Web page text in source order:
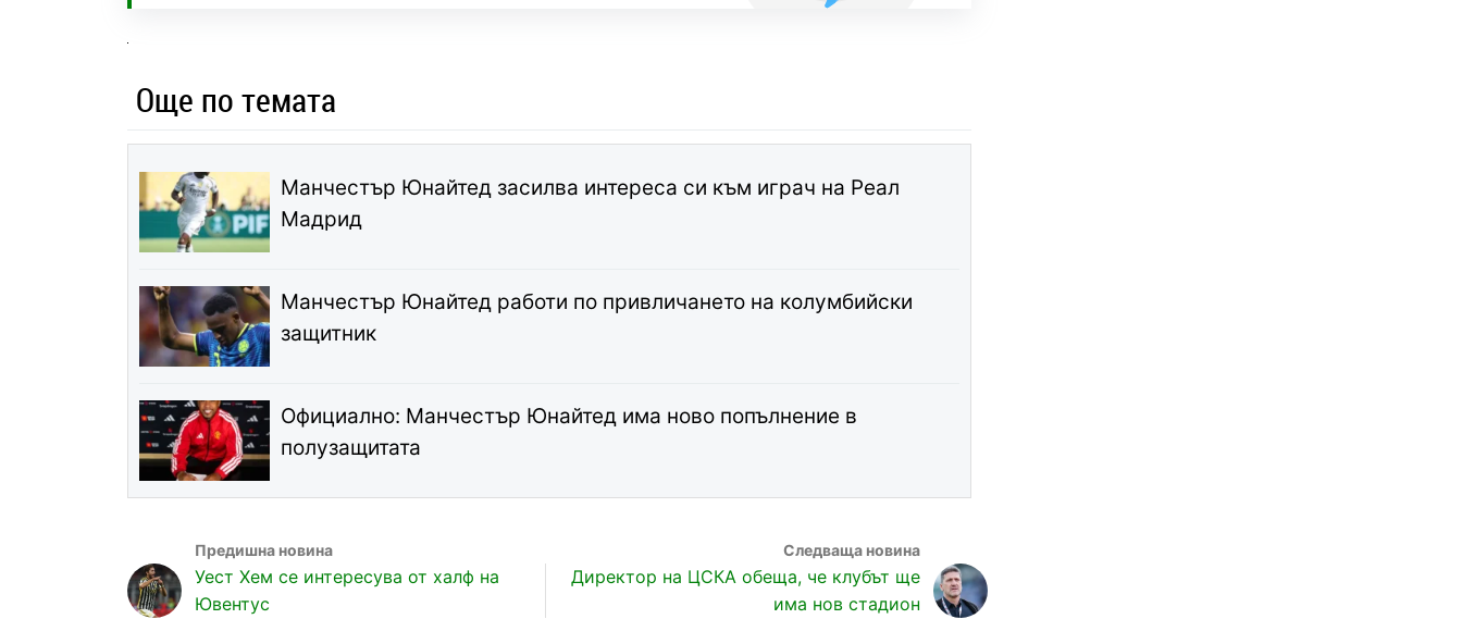
Още по темата
Манчестър Юнайтед засилва интереса си към играч на Реал
Мадрид
Манчестър Юнайтед работи по привличането на колумбийски
защитник
Официално: Манчестър Юнайтед има ново попълнение в
полузащитата
Уест Хем се интересува от халф на
Ювентус
Директор на ЦСКА обеща, че клубът ще
има нов стадион